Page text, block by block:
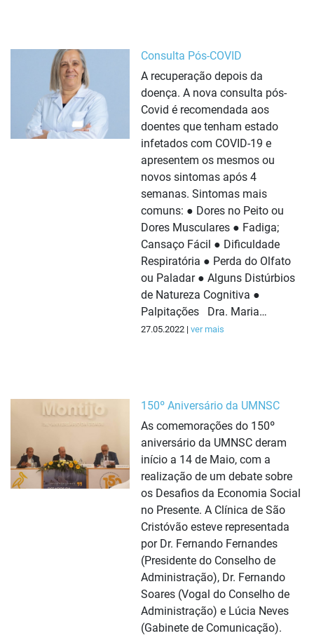
Consulta Pós-COVID
A recuperação depois da
doença. A nova consulta pós-
Covid é recomendada aos
doentes que tenham estado
infetados com COVID-19 e
apresentem os mesmos ou
novos sintomas após 4
semanas. Sintomas mais
comuns: ● Dores no Peito ou
Dores Musculares ● Fadiga;
Cansaço Fácil ● Dificuldade
Respiratória ● Perda do Olfato
ou Paladar ● Alguns Distúrbios
de Natureza Cognitiva ●
Palpitações Dra. Maria…
27.05.2022 | ver mais
150º Aniversário da UMNSC
As comemorações do 150º
aniversário da UMNSC deram
início a 14 de Maio, com a
realização de um debate sobre
os Desafios da Economia Social
no Presente. A Clínica de São
Cristóvão esteve representada
por Dr. Fernando Fernandes
(Presidente do Conselho de
Administração), Dr. Fernando
Soares (Vogal do Conselho de
Administração) e Lúcia Neves
(Gabinete de Comunicação).